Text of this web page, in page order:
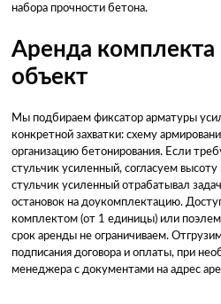
набора прочности бетона.
Аренда комплекта
объект
Мы подбираем фиксатор арматуры
конкретной захватки: схему
организацию бетонирования. Если
стульчик усиленный, согласуем
стульчик усиленный отрабатывал
остановок на доукомплектацию.
комплектом (от 1 единицы) или
срок аренды не ограничиваем.
подписания договора и оплаты, при
менеджера с документами на адрес